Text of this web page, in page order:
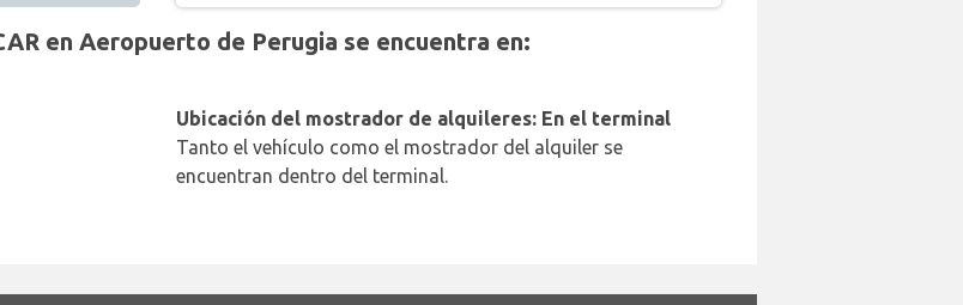
en Aeropuerto de Perugia se encuentra en:
Ubicación del mostrador de alquileres: En el terminal
Tanto el vehículo como el mostrador del alquiler se
encuentran dentro del terminal.